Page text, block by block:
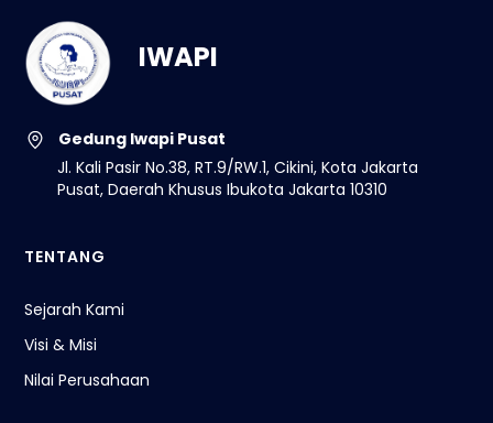
IWAPI
Gedung Iwapi Pusat
Jl. Kali Pasir No.38, RT.9/RW.1, Cikini, Kota Jakarta
Pusat, Daerah Khusus Ibukota Jakarta 10310
TENTANG
Sejarah Kami
Visi & Misi
Nilai Perusahaan